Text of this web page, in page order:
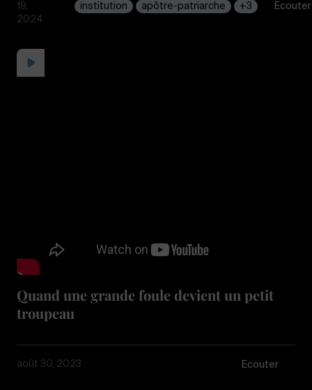
19,
2024
institution apôtre-patriarche +3 Écouter
Quand une grande foule devient un petit
troupeau
août 30, 2023 Écouter